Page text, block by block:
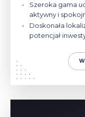
Szeroka gama
aktywny i
Doskonała
potencjał